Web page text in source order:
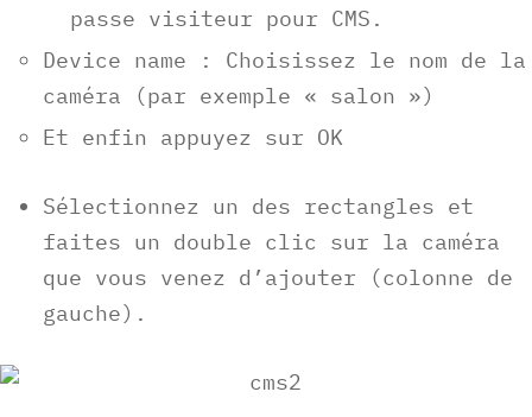
passe visiteur pour CMS.
Device name : Choisissez le nom de la
caméra (par exemple « salon »)
Et enfin appuyez sur OK
Sélectionnez un des rectangles et
faites un double clic sur la caméra
que vous venez d’ajouter (colonne de
gauche).